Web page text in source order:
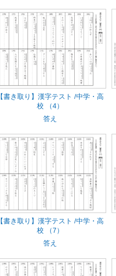
【書き取り】漢字テスト /中学・高
校 （4）
答え
【書き取り】漢字テスト /中学・高
校 （7）
答え